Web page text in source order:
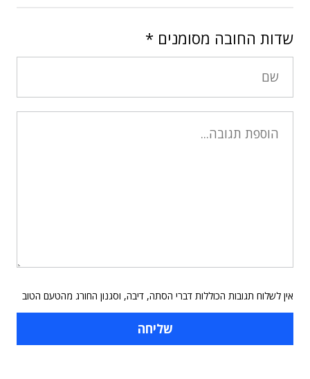
שדות החובה מסומנים *
אין לשלוח תגובות הכוללות דברי הסתה, דיבה, וסגנון החורג מהטעם הטוב